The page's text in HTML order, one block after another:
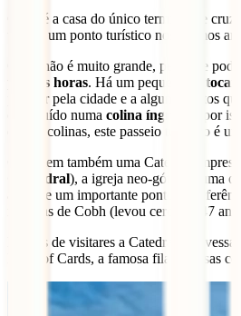
Cobh é a casa do único terminal de
tornou um ponto turístico nos últimos
Cobh não é muito grande, pelo que
poucas horas. Há um pequeno
passear pela cidade e a alguns pontos
construído numa colina íngreme,
por
descer colinas, este passeio turístico é
Cobh tem também uma Catedral
Cathedral), a igreja neo-gótica é uma
além de um importante ponto de
nas ruas de Cobh (levou cerca de 47
Depois de visitares a Catedral, atravessa
Deck of Cards, a famosa fila de casas